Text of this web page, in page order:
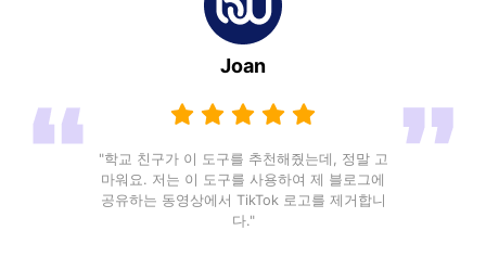
Joan
"학교 친구가 이 도구를 추천해줬는데, 정말 고
마워요. 저는 이 도구를 사용하여 제 블로그에
공유하는 동영상에서 TikTok 로고를 제거합니
다."